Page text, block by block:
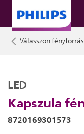
Válasszon
Kapszula
LED
8720169301573